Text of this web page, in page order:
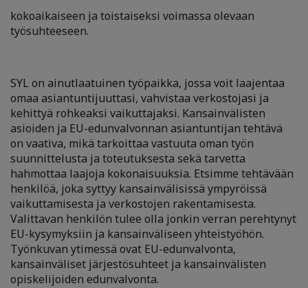
kokoaikaiseen ja toistaiseksi voimassa olevaan
työsuhteeseen.
SYL on ainutlaatuinen työpaikka, jossa voit laajentaa
omaa asiantuntijuuttasi, vahvistaa verkostojasi ja
kehittyä rohkeaksi vaikuttajaksi. Kansainvälisten
asioiden ja EU-edunvalvonnan asiantuntijan tehtävä
on vaativa, mikä tarkoittaa vastuuta oman työn
suunnittelusta ja toteutuksesta sekä tarvetta
hahmottaa laajoja kokonaisuuksia. Etsimme tehtävään
henkilöä, joka syttyy kansainvälisissä ympyröissä
vaikuttamisesta ja verkostojen rakentamisesta.
Valittavan henkilön tulee olla jonkin verran perehtynyt
EU-kysymyksiin ja kansainväliseen yhteistyöhön.
Työnkuvan ytimessä ovat EU-edunvalvonta,
kansainväliset järjestösuhteet ja kansainvälisten
opiskelijoiden edunvalvonta.